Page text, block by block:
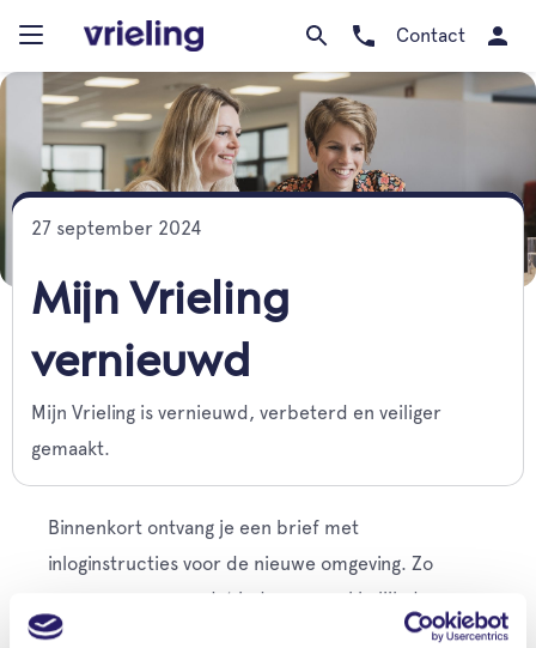
Contact
27 september 2024
Mijn Vrieling
vernieuwd
Mijn Vrieling is vernieuwd, verbeterd en veiliger
gemaakt.
Binnenkort ontvang je een brief met
inloginstructies voor de nieuwe omgeving. Zo
zorgen we ervoor dat iedereen makkelijk de
overgang kan maken.